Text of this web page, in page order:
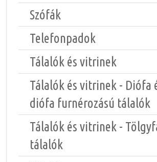
Szófák
Telefonpadok
Tálalók és vitrinek
Tálalók és vitrinek - Diófa
diófa furnérozású tálalók
Tálalók és vitrinek -
tálalók